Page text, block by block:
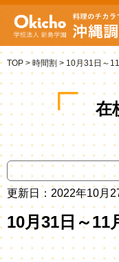
TOP >時間割 > 10月31日～
在
更新日：2022年10月
10月31日～11